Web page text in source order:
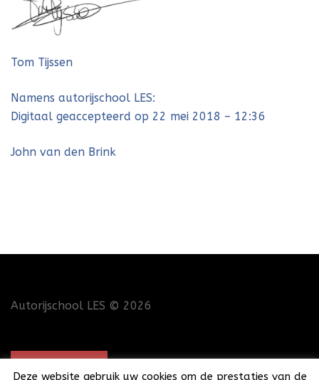
Tom Tijssen
Namens autorijschool LES:
Digitaal geaccepteerd op 22 mei 2018 – 12:36
John van den Brink
Autorijschool LES © 2026
Deze website gebruik uw cookies om de prestaties van de